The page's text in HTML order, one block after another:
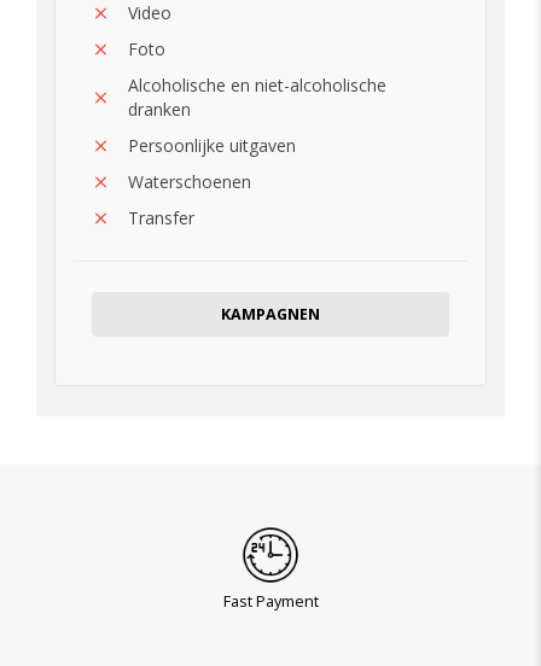
Video
Foto
Alcoholische en niet-alcoholische
dranken
Persoonlijke uitgaven
Waterschoenen
Transfer
KAMPAGNEN
Fast Payment